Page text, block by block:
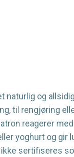
naturlig og
til rengjøring
reagerer
yoghurt og gir
ikke sertifiseres